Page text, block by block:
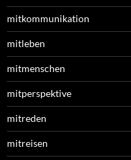
mitkommunikation
mitleben
mitmenschen
mitperspektive
mitreden
mitreisen